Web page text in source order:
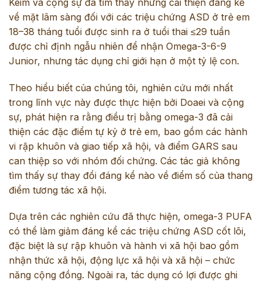
về mặt lâm sàng đối với các triệu chứng ASD ở trẻ em
18–38 tháng tuổi được sinh ra ở tuổi thai ≤29 tuần
được chỉ định ngẫu nhiên để nhận Omega-3-6-9
Junior, nhưng tác dụng chỉ giới hạn ở một tỷ lệ con.
Theo hiểu biết của chúng tôi, nghiên cứu mới nhất
trong lĩnh vực này được thực hiện bởi Doaei và cộng
sự, phát hiện ra rằng điều trị bằng omega-3 đã cải
thiện các đặc điểm tự kỷ ở trẻ em, bao gồm các hành
vi rập khuôn và giao tiếp xã hội, và điểm GARS sau
can thiệp so với nhóm đối chứng. Các tác giả không
tìm thấy sự thay đổi đáng kể nào về điểm số của thang
điểm tương tác xã hội.
Dựa trên các nghiên cứu đã thực hiện, omega-3 PUFA
có thể làm giảm đáng kể các triệu chứng ASD cốt lõi,
đặc biệt là sự rập khuôn và hành vi xã hội bao gồm
nhận thức xã hội, động lực xã hội và xã hội – chức
năng cộng đồng. Ngoài ra, tác dụng có lợi được ghi